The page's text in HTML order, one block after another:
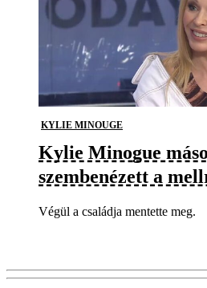
KYLIE MINOUGE
Kylie Minogue
szembenézett a
Végül a családja mentette meg.